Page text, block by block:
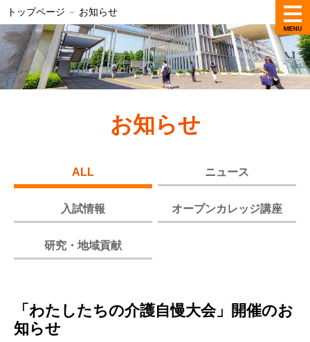
トップページ － お知らせ
お知らせ
ALL ニュース
入試情報 オープンカレッジ講座
研究・地域貢献
「わたしたちの介護自慢大会」開催のお
知らせ